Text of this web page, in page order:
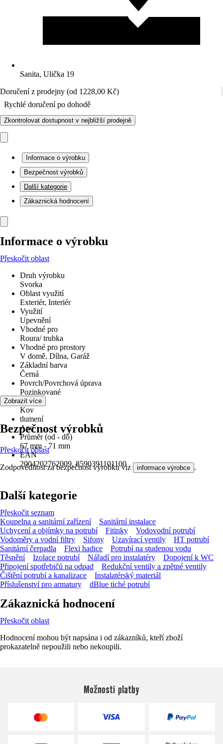
Sanita, Ulička 19
Doručení z prodejny (od 1228,00 Kč)
Rychlé doručení po dohodě
Zkontrolovat dostupnost v nejbližší prodejně
Informace o výrobku
Bezpečnost výrobků
Další kategorie
Zákaznická hodnocení
Informace o výrobku
Přeskočit oblast
Druh výrobku
Svorka
Oblast využití
Exteriér, Interiér
Využití
Upevnění
Vhodné pro
Roura/ trubka
Vhodné pro prostory
V domě, Dílna, Garáž
Základní barva
Černá
Povrch/Povrchová úprava
Pozinkované
Materiál
Kov
tlumení
Ano
Průměr (od - do)
67 mm - 71 mm
EAN
2004202762009, 8590391101100
Zobrazit více
Bezpečnost výrobků
Přeskočit oblast
Zodpovědnost za bezpečnost výrobku viz informace výrobce .
Další kategorie
Přeskočit seznam
Koupelna a sanitární zařízení
Sanitární instalace
Uchycení a objímky na potrubí
Fitinky
Vodovodní potrubí
Vodoměry a vodní filtry
Sifony Uzavírací ventily
HT potrubí
Sanitární čerpadla
Flexi hadice
Potrubí na studenou vodu
Těsnění
Izolace potrubí Nářadí pro instalatéry
Dopojení k WC
Připojení spotřebičů na odpad
Redukční ventily a zpětné ventily
Čištění potrubí a kanalizace
Instalatérský materiál
Příslušenství pro armatury
dBlue tiché potrubí
Zákaznická hodnocení
Přeskočit oblast
Hodnocení mohou být napsána i od zákazníků, kteří zboží
prokazatelně nepoužili nebo nekoupili.
Možnosti platby